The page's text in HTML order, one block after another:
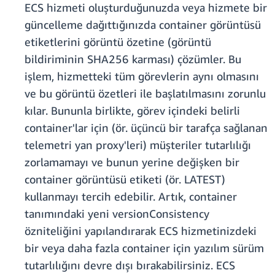
ECS hizmeti oluşturduğunuzda veya hizmete bir
güncelleme dağıttığınızda container görüntüsü
etiketlerini görüntü özetine (görüntü
bildiriminin SHA256 karması) çözümler. Bu
işlem, hizmetteki tüm görevlerin aynı olmasını
ve bu görüntü özetleri ile başlatılmasını zorunlu
kılar. Bununla birlikte, görev içindeki belirli
container'lar için (ör. üçüncü bir tarafça sağlanan
telemetri yan proxy'leri) müşteriler tutarlılığı
zorlamamayı ve bunun yerine değişken bir
container görüntüsü etiketi (ör. LATEST)
kullanmayı tercih edebilir. Artık, container
tanımındaki yeni versionConsistency
özniteliğini yapılandırarak ECS hizmetinizdeki
bir veya daha fazla container için yazılım sürüm
tutarlılığını devre dışı bırakabilirsiniz. ECS